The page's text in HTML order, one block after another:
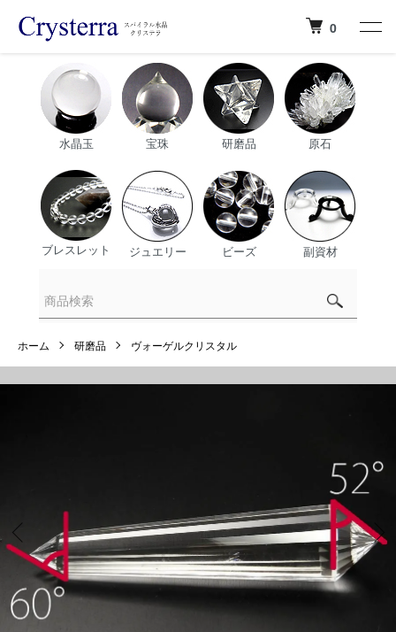
0
水晶玉 宝珠 研磨品 原石
ブレスレット ジュエリー ビーズ 副資材
ホーム 研磨品 ヴォーゲルクリスタル